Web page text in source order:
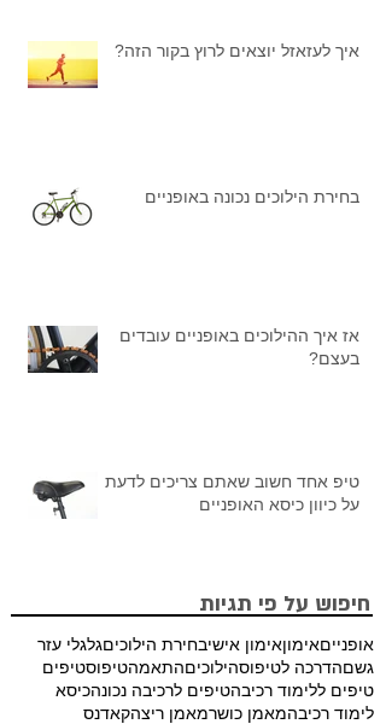
איך לעזאזל יוצאים לרוץ בקור הזה?
בחירת הילוכים נכונה באופניים
אז איך ההילוכים באופניים עובדים
בעצם?
טיפ אחד חשוב שאתם צריכים לדעת
על כיוון כיסא האופניים
חיפוש על פי תגיות
אופנייםאימוןאימון אישיבחירת הילוכיםגלגלי עזר
גשםהדרכה לטיפוסהילוכיםהתאמהטיפוסטיפים
טיפים ללימוד רכיבהטיפים לרכיבה נכונהכיסא
לימוד רכיבהמאמן כושרמאמן ריצהקאדנס